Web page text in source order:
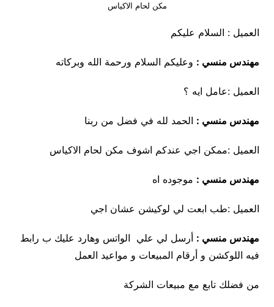
مكن لحام الاكياس
العميل : السلام عليكم
مهندس منسي : وعليكم السلام ورحمة الله وبركاته
العميل :عامل ايه ؟
مهندس منسي : الحمد لله في فضل من ربنا
العميل :ممكن اجي عندكم اشوف مكن لحام الاكياس
مهندس منسي : موجوده اه
العميل :طب ابعت لي لوكيشن عشان اجي
مهندس منسي : أرسل لي علي الواتس وهارد عليك ب رابط
فيه اللوكشن و أرقام المبيعات و مواعيد العمل
من فضلك تابع مع مبيعات الشركة